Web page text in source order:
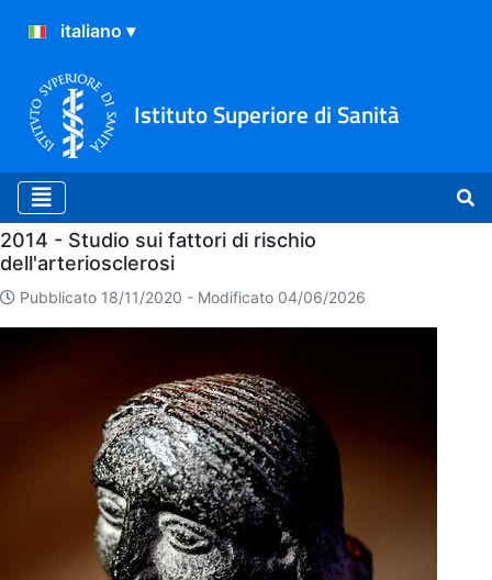
Istituto Superiore di Sanità
Home
2014 - Studio sui fattori di rischio
dell'arteriosclerosi
Pubblicato 18/11/2020 - Modificato 04/06/2026